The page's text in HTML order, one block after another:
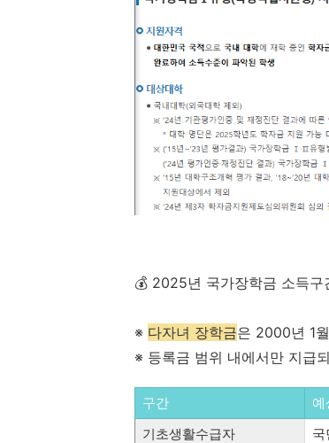
💰 2025년 국가장학금 소득구
※ 다자녀 장학금은 2000년 1
※ 등록금 범위 내에서만 지급
구간
기초생활수급자